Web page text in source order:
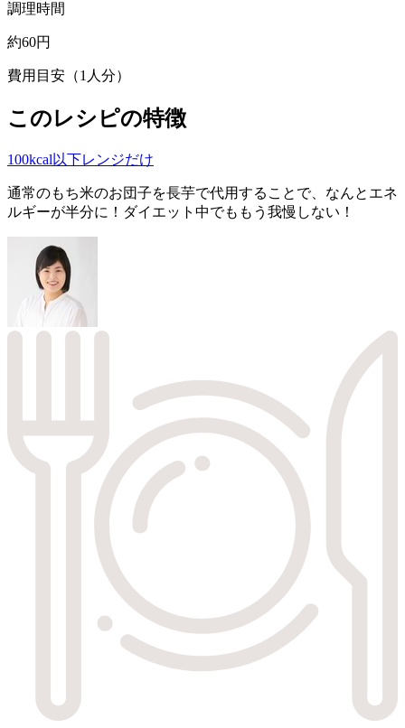
調理時間
約60円
費用目安（1人分）
このレシピの特徴
100kcal以下レンジだけ
通常のもち米のお団子を長芋で代用することで、なんとエネ
ルギーが半分に！ダイエット中でももう我慢しない！